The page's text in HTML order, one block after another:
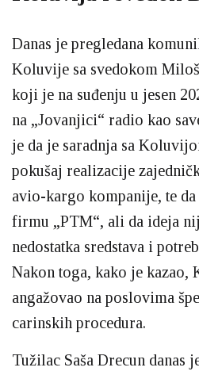
Danas je pregledana
Koluvije sa svedokom
koji je na suđenju u jesen
na „Jovanjici“ radio kao
je da je saradnja sa
pokušaj realizacije
avio-kargo kompanije, te
firmu „PTM“, ali da ideja
nedostatka sredstava i
Nakon toga, kako je kazao,
angažovao na poslovima
carinskih procedura.
Tužilac Saša Drecun danas